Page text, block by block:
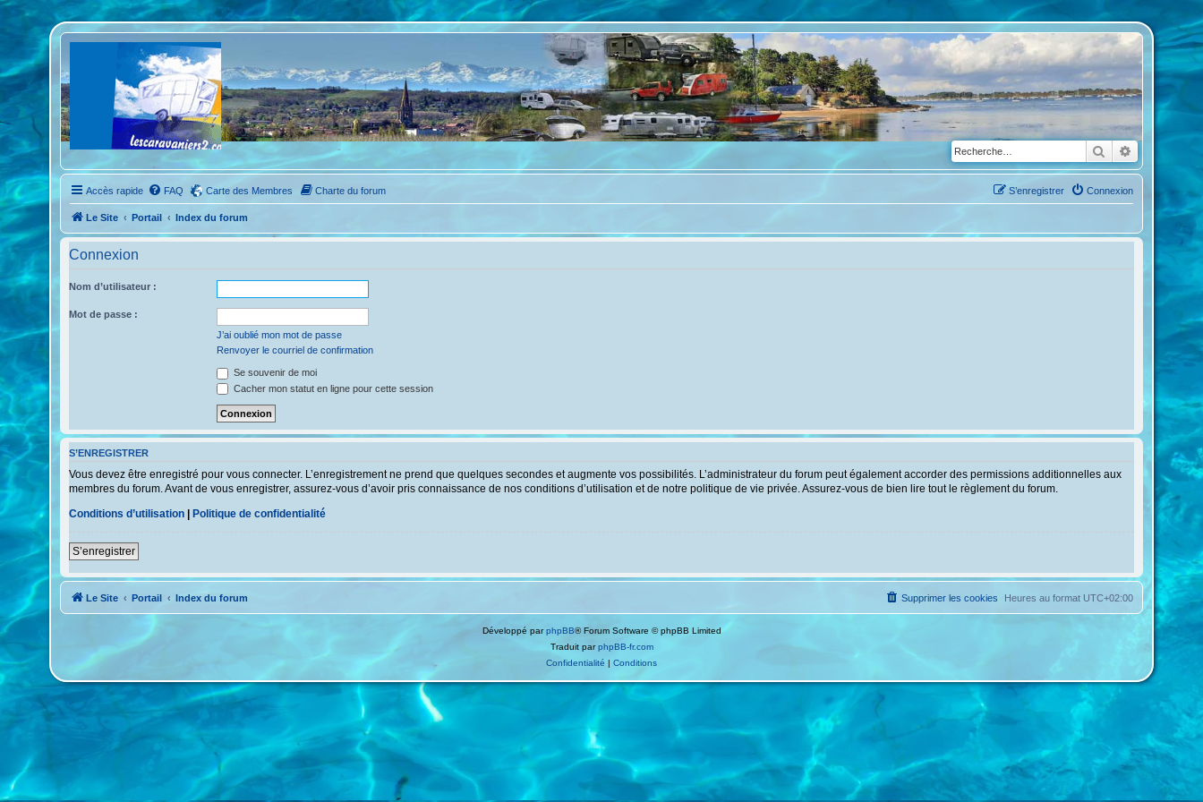
Rechercher
Accès rapide FAQ Carte des Membres Charte du forum Connexion
S’enregistrer
Le Site Portail Index du forum
Connexion
Nom d’utilisateur :
Mot de passe :
J’ai oublié mon mot de passe
Renvoyer le courriel de confirmation
Se souvenir de moi
Cacher mon statut en ligne pour cette session
S’ENREGISTRER
Vous devez être enregistré pour vous connecter. L’enregistrement ne prend que quelques secondes et augmente vos possibilités. L’administrateur du forum peut également accorder des permissions additionnelles aux
membres du forum. Avant de vous enregistrer, assurez-vous d’avoir pris connaissance de nos conditions d’utilisation et de notre politique de vie privée. Assurez-vous de bien lire tout le règlement du forum.
Conditions d’utilisation |Politique de confidentialité
S’enregistrer
Le Site Portail Index du forum Heures au format UTC+02:00
Supprimer les cookies
Développé parphpBB® Forum Software © phpBB Limited
Traduit parphpBB-fr.com
Confidentialité | Conditions